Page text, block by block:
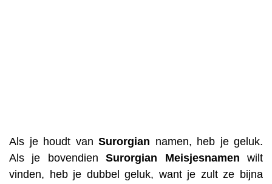
Als je houdt van Surorgian namen, heb je geluk.
Als je bovendienSurorgian Meisjesnamen wilt
vinden, heb je dubbel geluk, want je zult ze bijna